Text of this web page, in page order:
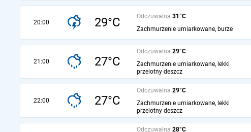
20:00 29°C Odczuwalna 31°C
Zachmurzenie umiarkowane, burze
21:00 27°C
Odczuwalna 29°C
Zachmurzenie umiarkowane, lekki
przelotny deszcz
22:00 27°C
Odczuwalna 29°C
Zachmurzenie umiarkowane, lekki
przelotny deszcz
Odczuwalna 28°C